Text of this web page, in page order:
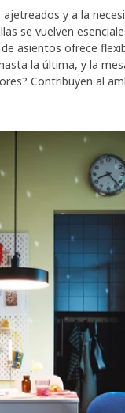
y a la
se vuelven
asientos ofrece
la última, y la
Contribuyen al